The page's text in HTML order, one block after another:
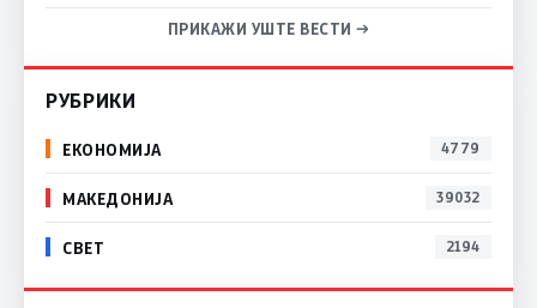
ПРИКАЖИ УШТЕ ВЕСТИ →
РУБРИКИ
ЕКОНОМИЈА 4779
МАКЕДОНИЈА 39032
СВЕТ 2194